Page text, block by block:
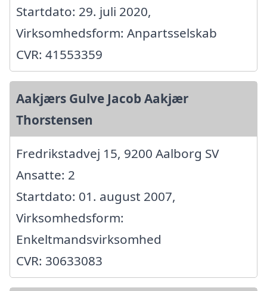
Startdato: 29. juli 2020,
Virksomhedsform: Anpartsselskab
CVR: 41553359
Aakjærs Gulve Jacob Aakjær
Thorstensen
Fredrikstadvej 15, 9200 Aalborg SV
Ansatte: 2
Startdato: 01. august 2007,
Virksomhedsform:
Enkeltmandsvirksomhed
CVR: 30633083